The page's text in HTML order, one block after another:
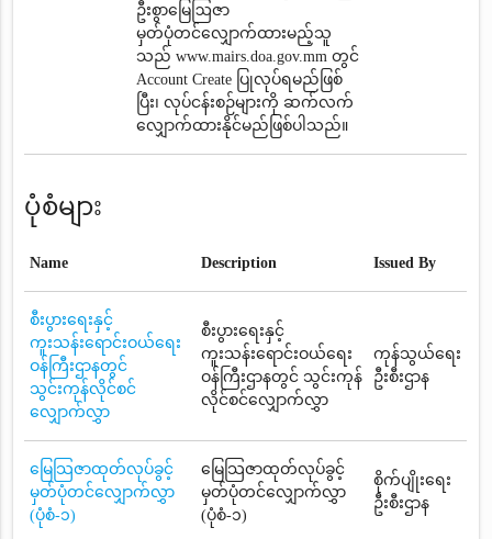
ဦးစွာမြေဩဇာ
မှတ်ပုံတင်‌လျှောက်ထားမည့်သူ
သည် www.mairs.doa.gov.mm တွင်
Account Create ပြုလုပ်ရမည်ဖြစ်
ပြီး၊ လုပ်ငန်းစဉ်များကို ဆက်လက်
လျှောက်ထားနိုင်မည်ဖြစ်ပါသည်။
ပုံစံများ
Name Description Issued By
စီးပွားရေးနှင့်
ကူးသန်းရောင်းဝယ်ရေး
ဝန်ကြီးဌာနတွင်
သွင်းကုန်လိုင်စင်
လျှောက်လွှာ
စီးပွားရေးနှင့်
ကူးသန်းရောင်းဝယ်ရေး
ဝန်ကြီးဌာနတွင် သွင်းကုန်
လိုင်စင်လျှောက်လွှာ
ကုန်သွယ်ရေး
ဦးစီးဌာန
မြေသြဇာထုတ်လုပ်ခွင့်
မှတ်ပုံတင်လျှောက်လွှာ
(ပုံစံ-၁)
မြေသြဇာထုတ်လုပ်ခွင့်
မှတ်ပုံတင်လျှောက်လွှာ
(ပုံစံ-၁)
စိုက်ပျိုးရေး
ဦးစီးဌာန